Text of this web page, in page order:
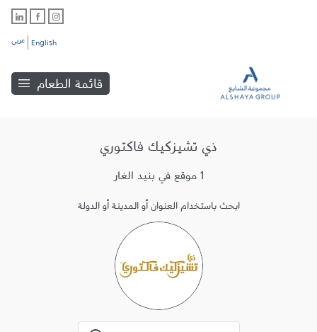
English عربي
قائمة الطعام
ذي تشيزكيك فاكتوري
1 موقع في بنيد الغار
ابحث باستخدام العنوان أو المدينة أو الدولة